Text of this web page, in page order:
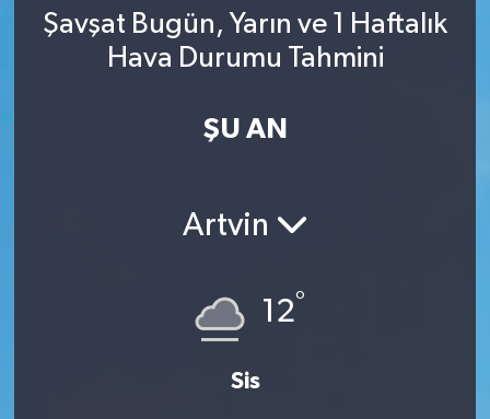
Şavşat Bugün, Yarın ve 1 Haftalık
Hava Durumu Tahmini
ŞU AN
Artvin
12°
Sis
Eğitim